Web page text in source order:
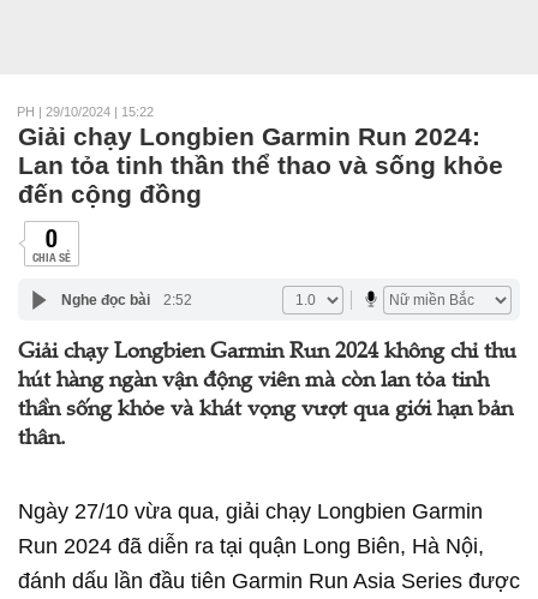
PH | 29/10/2024 | 15:22
Giải chạy Longbien Garmin Run 2024:
Lan tỏa tinh thần thể thao và sống khỏe
đến cộng đồng
0
CHIA SẺ
Nghe đọc bài 2:52
Giải chạy Longbien Garmin Run 2024 không chỉ thu
hút hàng ngàn vận động viên mà còn lan tỏa tinh
thần sống khỏe và khát vọng vượt qua giới hạn bản
thân.
Ngày 27/10 vừa qua, giải chạy Longbien Garmin
Run 2024 đã diễn ra tại quận Long Biên, Hà Nội,
đánh dấu lần đầu tiên Garmin Run Asia Series được